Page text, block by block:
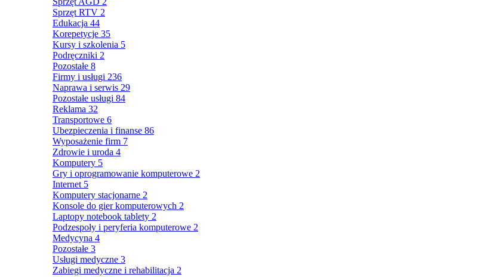
Sprzęt RTV 2
Edukacja 44
Korepetycje 35
Kursy i szkolenia 5
Podręczniki 2
Pozostałe 8
Firmy i usługi 236
Naprawa i serwis 29
Pozostałe usługi 84
Reklama 32
Transportowe 6
Ubezpieczenia i finanse 86
Wyposażenie firm 7
Zdrowie i uroda 4
Komputery 5
Gry i oprogramowanie komputerowe 2
Internet 5
Komputery stacjonarne 2
Konsole do gier komputerowych 2
Laptopy notebook tablety 2
Podzespoły i peryferia komputerowe 2
Medycyna 4
Pozostałe 3
Usługi medyczne 3
Zabiegi medyczne i rehabilitacja 2